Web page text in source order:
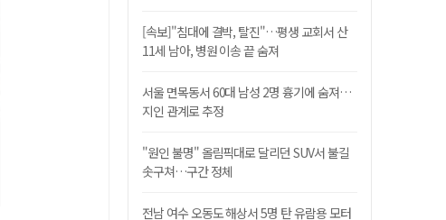
[속보]"침대에 결박, 탈진"…평생 교회서 산
11세 남아, 병원 이송 끝 숨져
서울 면목동서 60대 남성 2명 흉기에 숨져…
지인 관계로 추정
"원인 불명" 올림픽대로 달리던 SUV서 불길
솟구쳐…구간 정체
전남 여수 오동도 해상서 5명 탄 유람용 모터